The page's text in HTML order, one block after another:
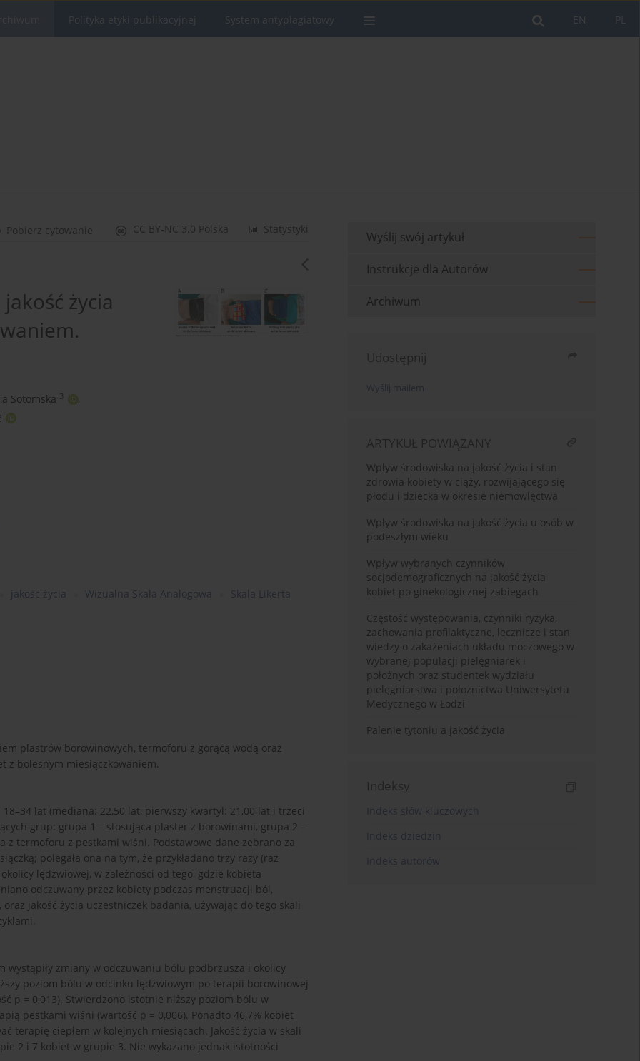
PL
EN
Polityka etyki publikacyjnej System antyplagiatowy
Statystyki
CC BY-NC 3.0 Polska
Pobierz cytowanie
życia
Sotomska 3
,
jakość życia Wizualna Skala Analogowa Skala Likerta
plastrów borowinowych, termoforu z gorącą wodą oraz
z bolesnym miesiączkowaniem.
lat (mediana: 22,50 lat, pierwszy kwartyl: 21,00 lat i trzeci
grup: grupa 1 – stosująca plaster z borowinami, grupa 2 –
z termoforu z pestkami wiśni. Podstawowe dane zebrano za
polegała ona na tym, że przykładano trzy razy (raz
lędźwiowej, w zależności od tego, gdzie kobieta
odczuwany przez kobiety podczas menstruacji ból,
jakość życia uczestniczek badania, używając do tego skali
wystąpiły zmiany w odczuwaniu bólu podbrzusza i okolicy
poziom bólu w odcinku lędźwiowym po terapii borowinowej
p = 0,013). Stwierdzono istotnie niższy poziom bólu w
pestkami wiśni (wartość p = 0,006). Ponadto 46,7% kobiet
terapię ciepłem w kolejnych miesiącach. Jakość życia w skali
2 i 7 kobiet w grupie 3. Nie wykazano jednak istotności
Wyślij swój artykuł
Instrukcje dla Autorów
Archiwum
Udostępnij
Wyślij mailem
ARTYKUŁ POWIĄZANY
Wpływ środowiska na jakość życia i stan
zdrowia kobiety w ciąży, rozwijającego się
płodu i dziecka w okresie niemowlęctwa
Wpływ środowiska na jakość życia u osób w
podeszłym wieku
Wpływ wybranych czynników
socjodemograficznych na jakość życia
kobiet po ginekologicznej zabiegach
Częstość występowania, czynniki ryzyka,
zachowania profilaktyczne, lecznicze i stan
wiedzy o zakażeniach układu moczowego w
wybranej populacji pielęgniarek i
położnych oraz studentek wydziału
pielęgniarstwa i położnictwa Uniwersytetu
Medycznego w Łodzi
Palenie tytoniu a jakość życia
Indeksy
Indeks słów kluczowych
Indeks dziedzin
Indeks autorów